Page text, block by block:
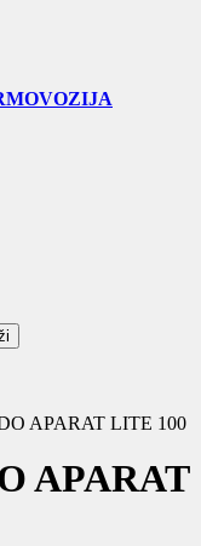
APARAT LITE 100
APARAT